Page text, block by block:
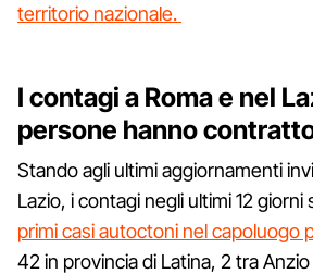
territorio nazionale.
I contagi a Roma e nel
persone hanno
Stando agli ultimi aggiornamenti
Lazio, i contagi negli ultimi 12 giorni
primi casi autoctoni nel capoluogo
42 in provincia di Latina, 2 tra